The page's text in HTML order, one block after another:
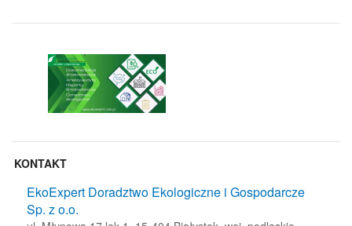
KONTAKT
EkoExpert Doradztwo Ekologiczne i Gospodarcze
Sp. z o.o.